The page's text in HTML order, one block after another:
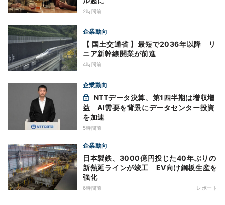
2時間前
企業動向
【 国土交通省 】最短で2036年以降 リ
ニア新幹線開業が前進
4時間前
企業動向
益 AI需要を背景にデータセンター投資
を加速
5時間前
企業動向
日本製鉄、3000億円投じた40年ぶりの
新熱延ラインが竣工 EV向け鋼板生産を
強化
6時間前 レポート